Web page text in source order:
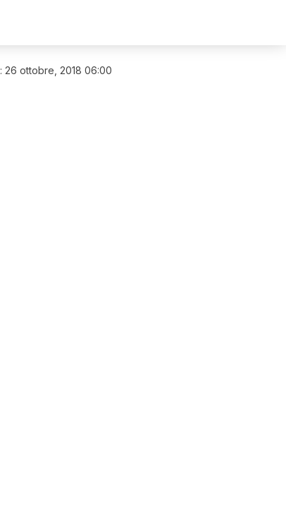
: 26 ottobre, 2018 06:00